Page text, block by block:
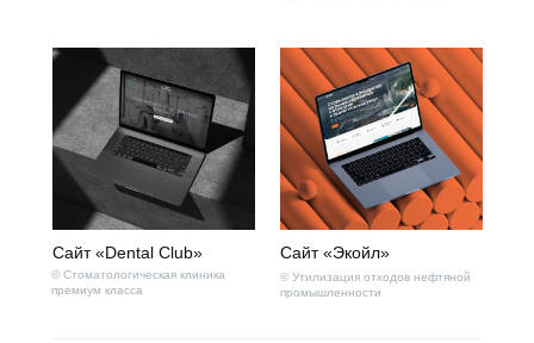
Сайт «Экойл»
© Утилизация отходов нефтяной
промышленности
Сайт «Dental Club»
© Стоматологическая клиника
премиум класса